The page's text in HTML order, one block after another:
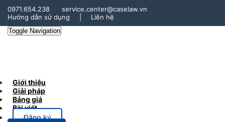
0971.654.238
service.center@caselaw.vn
Hướng dẫn sử dụng
Liên hệ
Toggle Navigation
Giới thiệu
Giải pháp
Bảng giá
Bài viết
Đăng ký